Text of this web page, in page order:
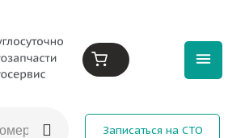
Записаться на СТО